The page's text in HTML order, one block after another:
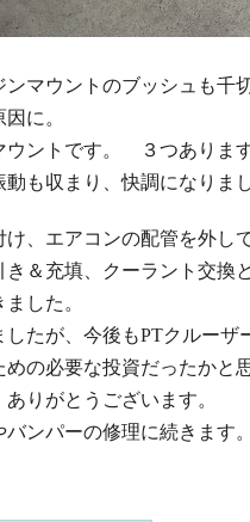
マウントのブッシュも千
に。
ウントです。 ３つあります
も収まり、快調になりまし
け、エアコンの配管を外し
＆充填、クーラント交換
した。
たが、今後もPTクルーザ
の必要な投資だったかと
りがとうございます。
ンパーの修理に続きます。